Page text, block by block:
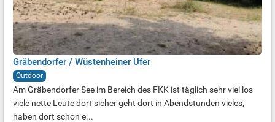
Gräbendorfer / Wüstenheiner Ufer
Outdoor
Am Gräbendorfer See im Bereich des FKK ist täglich sehr viel los
viele nette Leute dort sicher geht dort in Abendstunden vieles,
haben dort schon e...